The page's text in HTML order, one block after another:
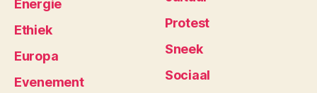
Energie
Ethiek
Europa
Evenement
Protest
Sneek
Sociaal